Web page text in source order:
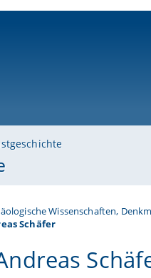
Wissenschaften,
Schäfer